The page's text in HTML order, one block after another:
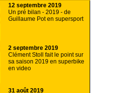
12 septembre 2019
Un pré bilan - 2019 - de
Guillaume Pot en supersport
2 septembre 2019
Clément Stoll fait le point sur
sa saison 2019 en superbike
en video
31 août 2019